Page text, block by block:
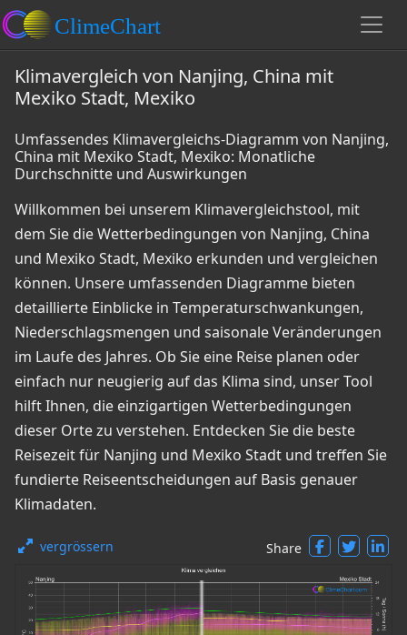
Klimavergleich von Nanjing, China mit
Mexiko Stadt, Mexiko
Umfassendes Klimavergleichs-Diagramm von Nanjing,
China mit Mexiko Stadt, Mexiko: Monatliche
Durchschnitte und Auswirkungen
Willkommen bei unserem Klimavergleichstool, mit
dem Sie die Wetterbedingungen von Nanjing, China
und Mexiko Stadt, Mexiko erkunden und vergleichen
können. Unsere umfassenden Diagramme bieten
detaillierte Einblicke in Temperaturschwankungen,
Niederschlagsmengen und saisonale Veränderungen
im Laufe des Jahres. Ob Sie eine Reise planen oder
einfach nur neugierig auf das Klima sind, unser Tool
hilft Ihnen, die einzigartigen Wetterbedingungen
dieser Orte zu verstehen. Entdecken Sie die beste
Reisezeit für Nanjing und Mexiko Stadt und treffen Sie
fundierte Reiseentscheidungen auf Basis genauer
Klimadaten.
vergrössern Share